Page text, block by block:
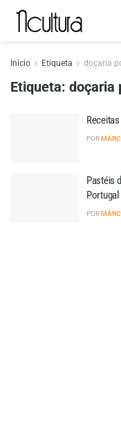
Início Etiqueta doçaria
Etiqueta: doçaria
POR
Pastéis
Portugal
POR